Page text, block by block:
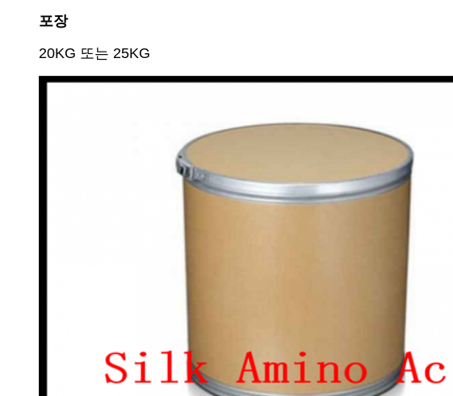
포장
20KG 또는 25KG